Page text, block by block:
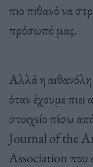
πιο πιθανό να
πρόσωπό μας.
Αλλά η
όταν έχουμε πιει
στοιχείο πίσω
Journal of the
Association που